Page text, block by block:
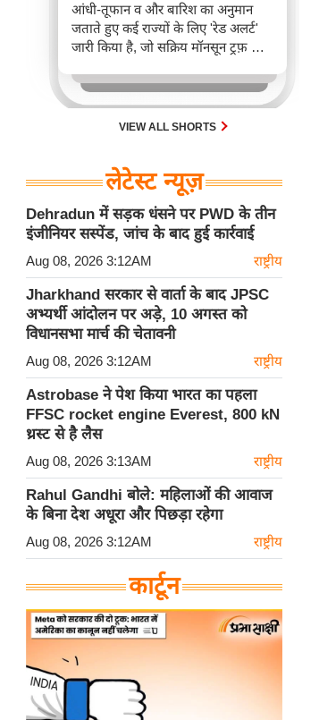
आंधी-तूफान व और बारिश का अनुमान
जताते हुए कई राज्यों के लिए 'रेड अलर्ट'
जारी किया है, जो सक्रिय मॉनसून ट्रफ़ और
जिससे यातायात बाधित होने के साथ-साथ
सफदरजंग अस्पताल में भी जलभराव की
स्थिति बनी।VIEW ALL SHORTS
लेटेस्ट न्यूज़
Dehradun में सड़क धंसने पर PWD के तीन
इंजीनियर सस्पेंड, जांच के बाद हुई कार्रवाई
Aug 08, 2026 3:12AM राष्ट्रीय
Jharkhand सरकार से वार्ता के बाद JPSC
अभ्यर्थी आंदोलन पर अड़े, 10 अगस्त को
विधानसभा मार्च की चेतावनी
Aug 08, 2026 3:12AM राष्ट्रीय
Astrobase ने पेश किया भारत का पहला
FFSC rocket engine Everest, 800 kN
थ्रस्ट से है लैस
Aug 08, 2026 3:13AM राष्ट्रीय
Rahul Gandhi बोले: महिलाओं की आवाज
के बिना देश अधूरा और पिछड़ा रहेगा
Aug 08, 2026 3:12AM राष्ट्रीय
कार्टून